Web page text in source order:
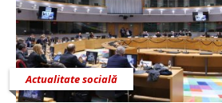
Actualitate socială